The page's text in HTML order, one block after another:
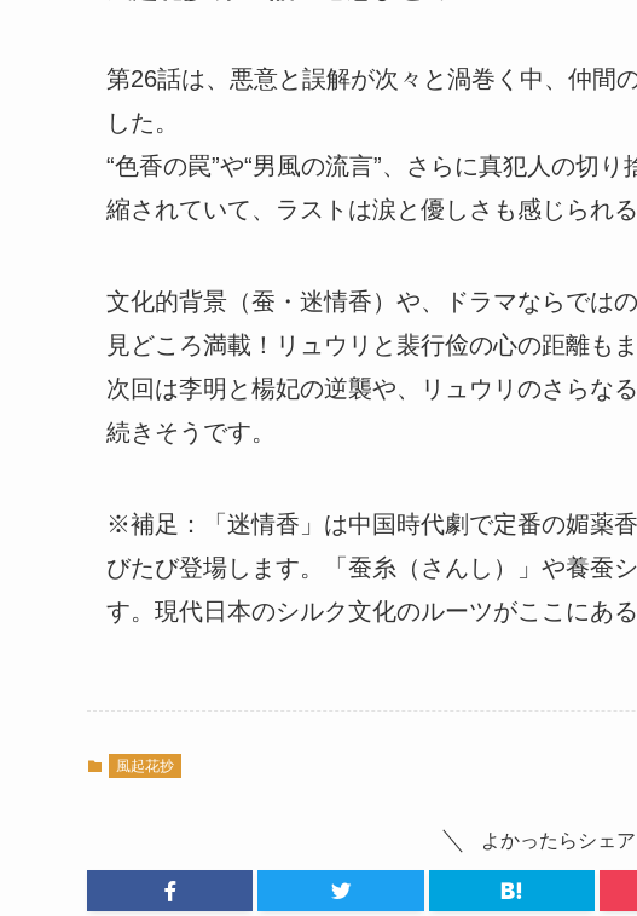
第26話は、悪意と誤解が次々と渦巻く中、仲間
した。
“色香の罠”や“男風の流言”、さらに真犯人の切
縮されていて、ラストは涙と優しさも感じられ
文化的背景（蚕・迷情香）や、ドラマならでは
見どころ満載！リュウリと裴行俭の心の距離も
次回は李明と楊妃の逆襲や、リュウリのさらな
続きそうです。
※補足：「迷情香」は中国時代劇で定番の媚薬
びたび登場します。「蚕糸（さんし）」や養蚕
す。現代日本のシルク文化のルーツがここにあ
風起花抄
よかったらシェア